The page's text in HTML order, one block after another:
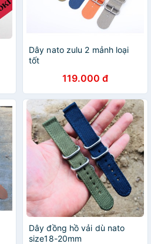
Dây nato zulu 2 mảnh loại
tốt
119.000 đ
Dây đồng hồ vải dù nato
size18-20mm